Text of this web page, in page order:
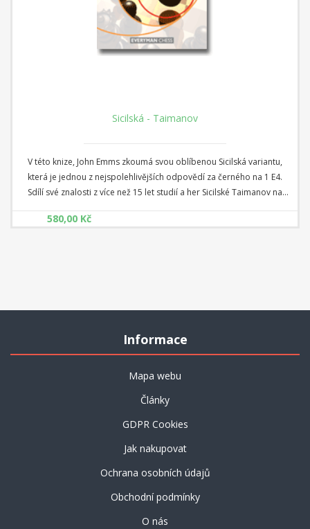
Sicilská - Taimanov
V této knize, John Emms zkoumá svou oblíbenou Sicilská variantu,
která je jednou z nejspolehlivějších odpovědí za černého na 1 E4.
Sdílí své znalosti z více než 15 let studií a her Sicilské Taimanov na
odpovědi na všechny klíčové otázky.
580,00 Kč
Informace
Mapa webu
Články
GDPR Cookies
Jak nakupovat
Ochrana osobních údajů
Obchodní podmínky
O nás